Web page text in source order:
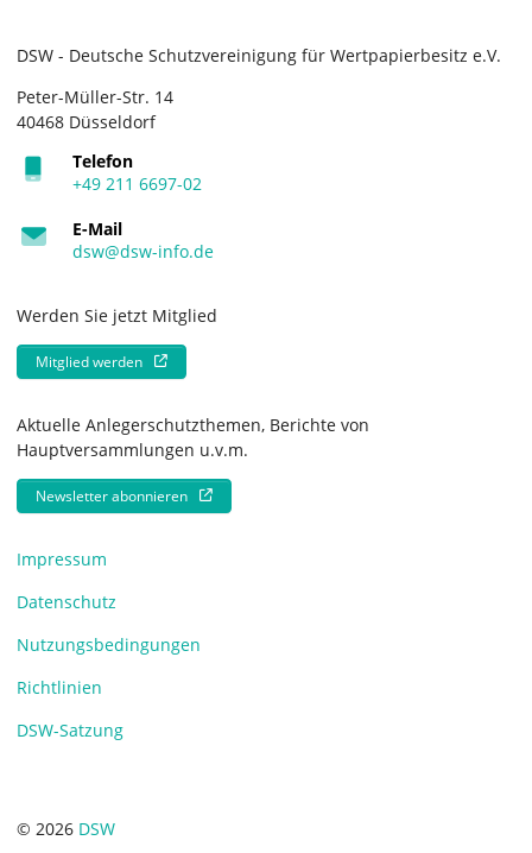
DSW - Deutsche Schutzvereinigung für Wertpapierbesitz e.V.
Peter-Müller-Str. 14
40468 Düsseldorf
Telefon
+49 211 6697-02
E-Mail
dsw@dsw-info.de
Werden Sie jetzt Mitglied
Mitglied werden
Aktuelle Anlegerschutzthemen, Berichte von
Hauptversammlungen u.v.m.
Newsletter abonnieren
Impressum
Datenschutz
Nutzungsbedingungen
Richtlinien
DSW-Satzung
© 2026 DSW